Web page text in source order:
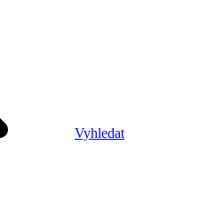
Vyhledat